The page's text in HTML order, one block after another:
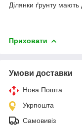
Ділянки ґрунту мають
Приховати
Умови доставки
Нова Пошта
Укрпошта
Самовивіз